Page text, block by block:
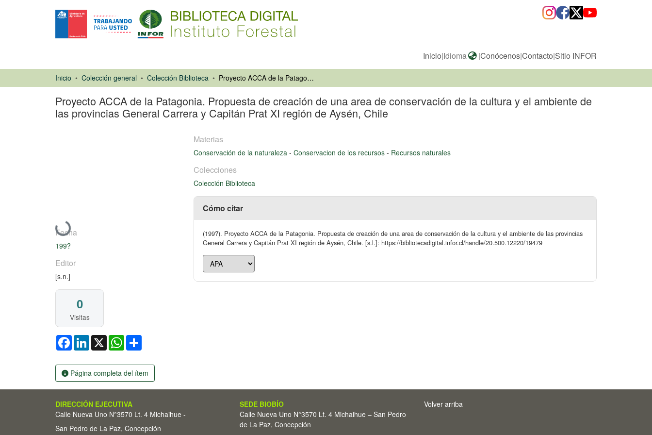
Inicio|Idioma |Conócenos|Contacto|Sitio INFOR
Inicio Colección general Colección Biblioteca Proyecto ACCA de la Patagonia. Propuesta de creación de una area de conservación de la cultura y el ambiente de las provincias General Carrera y Capitán Prat XI región de Aysén, Chile
Proyecto ACCA de la Patagonia. Propuesta de creación de una area de conservación de la cultura y el ambiente de
las provincias General Carrera y Capitán Prat XI región de Aysén, Chile
Cargando...
Fecha
199?
Editor
[s.n.]
0
Visitas
FacebookLinkedIn
X WhatsApp
Página completa del ítem
Materias
Conservación de la naturaleza - Conservacion de los recursos - Recursos naturales
Colecciones
Colección Biblioteca
Cómo citar
(199?). Proyecto ACCA de la Patagonia. Propuesta de creación de una area de conservación de la cultura y el ambiente de las provincias
General Carrera y Capitán Prat XI región de Aysén, Chile. [s.l.]: https://bibliotecadigital.infor.cl/handle/20.500.12220/19479
DIRECCIÓN EJECUTIVA
Calle Nueva Uno N°3570 Lt. 4 Michaihue -
San Pedro de La Paz, Concepción
SEDE BIOBÍO
Calle Nueva Uno N°3570 Lt. 4 Michaihue – San Pedro
de La Paz, Concepción
Volver arriba